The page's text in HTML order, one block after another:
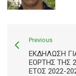
Previous
ΕΚΔΉΛΩΣΗ
ΕΟΡΤΉΣ ΤΗΣ
ΈΤΟΣ 2022-